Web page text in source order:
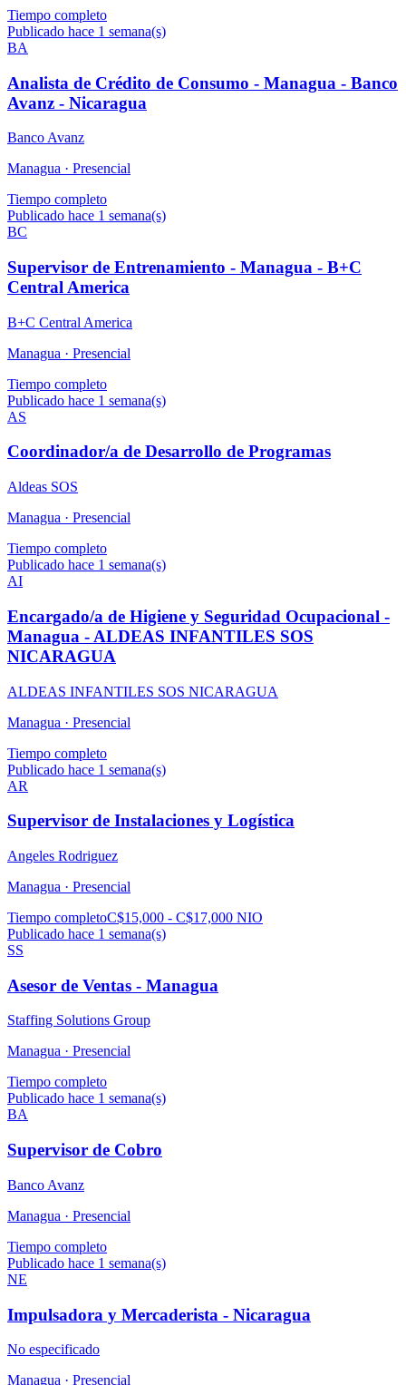
Tiempo completo
Publicado hace 1 semana(s)
BA
Analista de Crédito de Consumo - Managua - Banco
Avanz - Nicaragua
Banco Avanz
Managua · Presencial
Tiempo completo
Publicado hace 1 semana(s)
BC
Supervisor de Entrenamiento - Managua - B+C
Central America
B+C Central America
Managua · Presencial
Tiempo completo
Publicado hace 1 semana(s)
AS
Coordinador/a de Desarrollo de Programas
Aldeas SOS
Managua · Presencial
Tiempo completo
Publicado hace 1 semana(s)
AI
Encargado/a de Higiene y Seguridad Ocupacional -
Managua - ALDEAS INFANTILES SOS
NICARAGUA
ALDEAS INFANTILES SOS NICARAGUA
Managua · Presencial
Tiempo completo
Publicado hace 1 semana(s)
AR
Supervisor de Instalaciones y Logística
Angeles Rodriguez
Managua · Presencial
Tiempo completoC$15,000 - C$17,000 NIO
Publicado hace 1 semana(s)
SS
Asesor de Ventas - Managua
Staffing Solutions Group
Managua · Presencial
Tiempo completo
Publicado hace 1 semana(s)
BA
Supervisor de Cobro
Banco Avanz
Managua · Presencial
Tiempo completo
Publicado hace 1 semana(s)
NE
Impulsadora y Mercaderista - Nicaragua
No especificado
Managua · Presencial